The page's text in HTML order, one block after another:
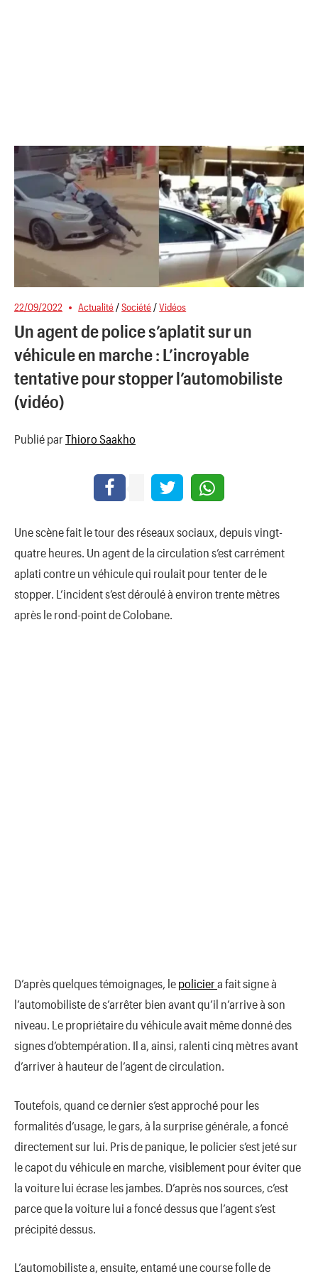
22/09/2022 Actualité /Société /Vidéos
Un agent de police s’aplatit sur un
véhicule en marche : L’incroyable
tentative pour stopper l’automobiliste
(vidéo)
Publié par Thioro Saakho
Une scène fait le tour des réseaux sociaux, depuis vingt-
quatre heures. Un agent de la circulation s’est carrément
aplati contre un véhicule qui roulait pour tenter de le
stopper. L’incident s’est déroulé à environ trente mètres
après le rond-point de Colobane.
D’après quelques témoignages, le policier a fait signe à
l’automobiliste de s’arrêter bien avant qu’il n’arrive à son
niveau. Le propriétaire du véhicule avait même donné des
signes d’obtempération. Il a, ainsi, ralenti cinq mètres avant
d’arriver à hauteur de l’agent de circulation.
Toutefois, quand ce dernier s’est approché pour les
formalités d’usage, le gars, à la surprise générale, a foncé
directement sur lui. Pris de panique, le policier s’est jeté sur
le capot du véhicule en marche, visiblement pour éviter que
la voiture lui écrase les jambes. D’après nos sources, c’est
parce que la voiture lui a foncé dessus que l’agent s’est
précipité dessus.
L’automobiliste a, ensuite, entamé une course folle de